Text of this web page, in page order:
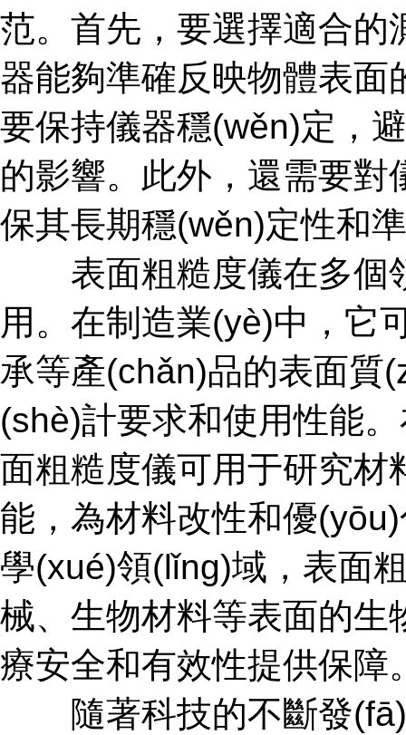
范。首先，要選擇適合
器能夠準確反映物體表面的
要保持儀器穩(wěn)定，
的影響。此外，還需要對
保其長期穩(wěn)定性和準
表面粗糙度儀在多個
用。在制造業(yè)中，它
承等產(chǎn)品的表面質
(shè)計要求和使用性能
面粗糙度儀可用于研究
能，為材料改性和優
學(xué)領(lǐng)域，表
械、生物材料等表面
療安全和有效性提供保障
隨著科技的不斷發(fā)